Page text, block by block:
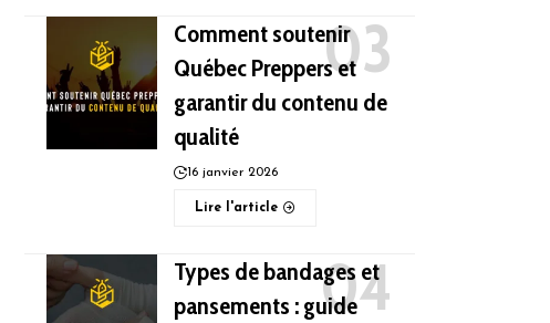
Comment soutenir
Québec Preppers et
garantir du contenu de
qualité
16 janvier 2026
Lire l'article
Types de bandages et
pansements : guide